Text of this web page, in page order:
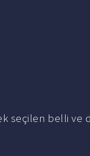
seçilen belli ve